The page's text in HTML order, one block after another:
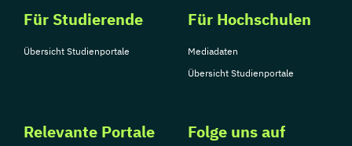
Für Studierende
Übersicht Studienportale
Für Hochschulen
Mediadaten
Übersicht Studienportale
Relevante Portale Folge uns auf